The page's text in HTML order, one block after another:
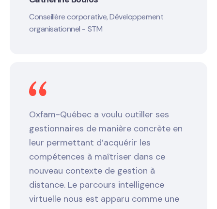
Conseillère corporative, Développement
organisationnel - STM
Oxfam-Québec a voulu outiller ses
gestionnaires de manière concrète en
leur permettant d’acquérir les
compétences à maîtriser dans ce
nouveau contexte de gestion à
distance. Le parcours intelligence
virtuelle nous est apparu comme une